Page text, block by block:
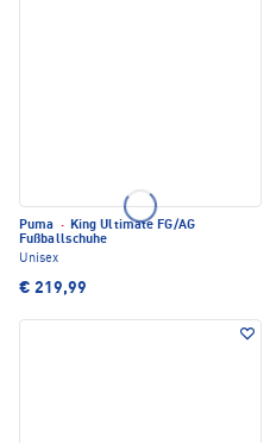
Puma · King Ultimate FG/AG
Fußballschuhe
Unisex
€ 219,99